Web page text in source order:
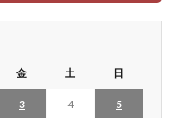
金 土 日
3 4 5